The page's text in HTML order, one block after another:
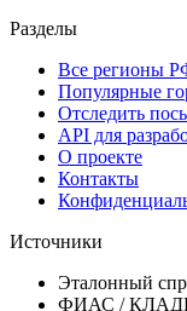
Разделы
Все регионы
Популярные
Отследить
API для
О проекте
Контакты
Источники
Эталонный
ФИАС /